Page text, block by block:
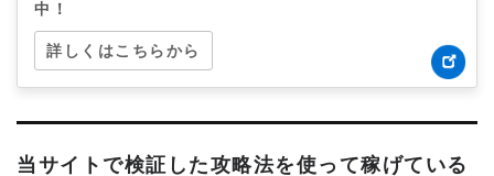
中！
詳しくはこちらから
当サイトで検証した攻略法を使って稼げている